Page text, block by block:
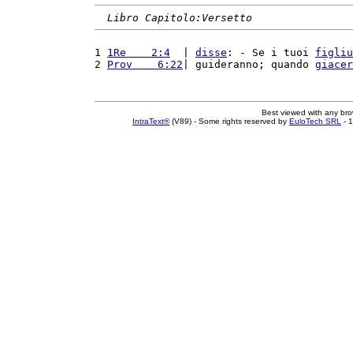
Libro Capitolo:Versetto
1 1Re    2:4 disse : - Se i tuoi
2 Prov    6:22 | guideranno; quando
Best viewed with any
IntraText®(V89) - Some rights reserved by EuloTech SRL -